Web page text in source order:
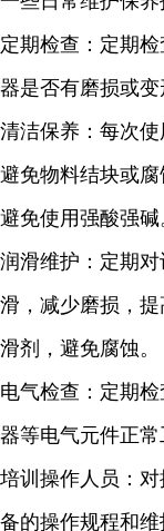
定期检查：定期
器是否有磨损或变
清洁保养：每次
避免物料结块或
避免使用强酸强碱
润滑维护：定期
滑，减少磨损，
滑剂，避免腐蚀。
电气检查：定期
器等电气元件正常
培训操作人员：
备的操作规程和